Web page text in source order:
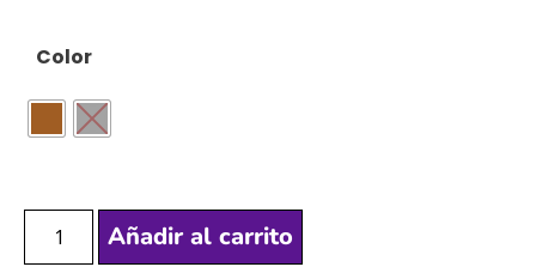
Color
Añadir al carrito